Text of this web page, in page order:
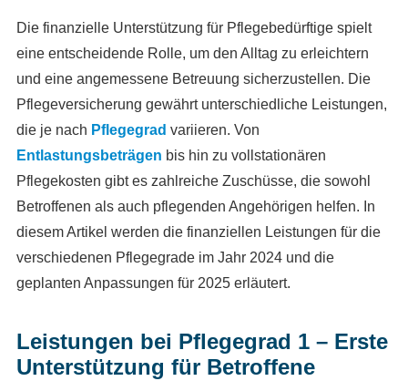
Die finanzielle Unterstützung für Pflegebedürftige spielt
eine entscheidende Rolle, um den Alltag zu erleichtern
und eine angemessene Betreuung sicherzustellen. Die
Pflegeversicherung gewährt unterschiedliche Leistungen,
die je nach Pflegegrad variieren. Von
Entlastungsbeträgen bis hin zu vollstationären
Pflegekosten gibt es zahlreiche Zuschüsse, die sowohl
Betroffenen als auch pflegenden Angehörigen helfen. In
diesem Artikel werden die finanziellen Leistungen für die
verschiedenen Pflegegrade im Jahr 2024 und die
geplanten Anpassungen für 2025 erläutert.
Leistungen bei Pflegegrad 1 – Erste
Unterstützung für Betroffene